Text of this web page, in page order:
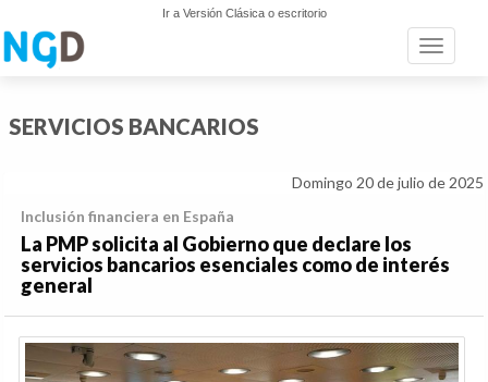
Ir a Versión Clásica o escritorio
Toggle
SERVICIOS BANCARIOS
Domingo 20 de julio de 2025
Inclusión financiera en España
La PMP solicita al Gobierno que declare los
servicios bancarios esenciales como de interés
general